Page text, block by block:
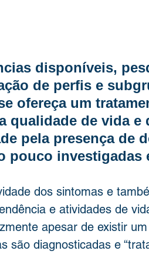
disponíveis,
de perfis e
ofereça um
qualidade de vida e
pela presença de
pouco investigadas
dos sintomas e
e atividades de
apesar de existir
são diagnosticadas e